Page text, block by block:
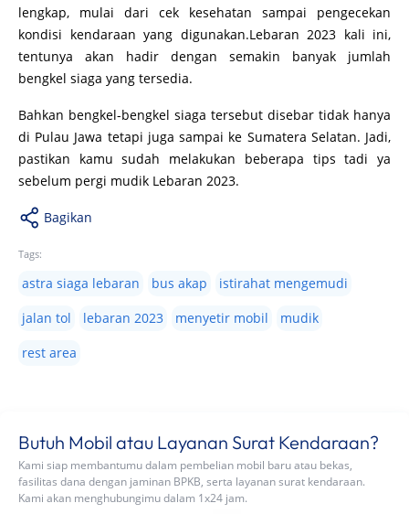
lengkap, mulai dari cek kesehatan sampai pengecekan
kondisi kendaraan yang digunakan.Lebaran 2023 kali ini,
tentunya akan hadir dengan semakin banyak jumlah
bengkel siaga yang tersedia.
Bahkan bengkel-bengkel siaga tersebut disebar tidak hanya
di Pulau Jawa tetapi juga sampai ke Sumatera Selatan. Jadi,
pastikan kamu sudah melakukan beberapa tips tadi ya
sebelum pergi mudik Lebaran 2023.
Bagikan
Tags:
astra siaga lebaran bus akap
istirahat mengemudi
jalan tol
lebaran 2023 menyetir mobil
mudik
rest area
Butuh Mobil atau Layanan Surat Kendaraan?
Kami siap membantumu dalam pembelian mobil baru atau bekas,
fasilitas dana dengan jaminan BPKB, serta layanan surat kendaraan.
Kami akan menghubungimu dalam 1x24 jam.